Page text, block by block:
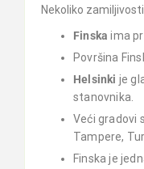
Nekoliko
Finskaima
Površina
Helsinki je
stanovnika.
Veći gradovi
Tampere,
Finska je